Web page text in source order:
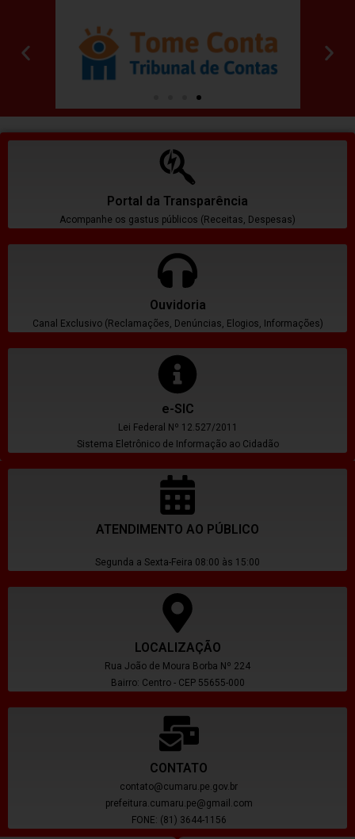
Portal da Transparência
Acompanhe os gastus públicos (Receitas, Despesas)
Ouvidoria
Canal Exclusivo (Reclamações, Denúncias, Elogios, Informações)
e-SIC
Lei Federal Nº 12.527/2011
Sistema Eletrônico de Informação ao Cidadão
ATENDIMENTO AO PÚBLICO
Segunda a Sexta-Feira 08:00 às 15:00
LOCALIZAÇÃO
Rua João de Moura Borba Nº 224
Bairro: Centro - CEP 55655-000
CONTATO
contato@cumaru.pe.gov.br
prefeitura.cumaru.pe@gmail.com
FONE: (81) 3644-1156